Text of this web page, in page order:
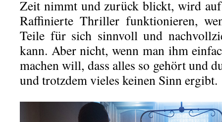
Zeit nimmt und zurück blickt, wird
Raffinierte Thriller funktionieren,
Teile für sich sinnvoll und
kann. Aber nicht, wenn man ihm
machen will, dass alles so gehört und
und trotzdem vieles keinen Sinn ergibt.